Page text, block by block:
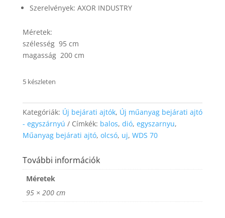
Szerelvények: AXOR INDUSTRY
Méretek:
szélesség 95 cm
magasság 200 cm
5 készleten
Kategóriák: Új bejárati ajtók, Új műanyag bejárati ajtó
- egyszárnyú
Címkék: balos, dió, egyszarnyu,
Műanyag bejárati ajtó, olcsó, uj, WDS 70
További információk
Méretek
95 × 200 cm
website's
Experience
In order for
our website
to perform
during your